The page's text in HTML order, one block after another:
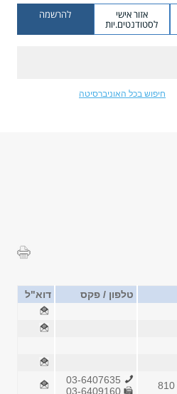
אזור אישי
לסטודנטים.יות
להרשמה
חיפוש בכל האוניברסיטה
טלפון / פקס
דוא"ל